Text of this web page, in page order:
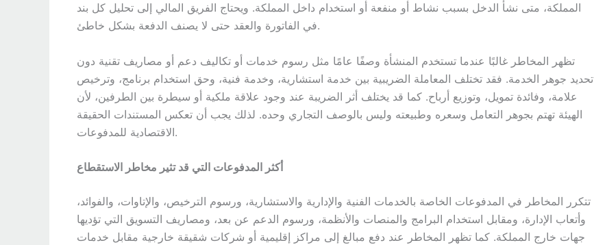
المملكة، متى نشأ الدخل بسبب نشاط أو منفعة أو استخدام داخل المملكة. ويحتاج الفريق المالي إلى تحليل كل بند
في الفاتورة والعقد حتى لا يصنف الدفعة بشكل خاطئ.
تظهر المخاطر غالبًا عندما تستخدم المنشأة وصفًا عامًا مثل رسوم خدمات أو تكاليف دعم أو مصاريف تقنية دون
تحديد جوهر الخدمة. فقد تختلف المعاملة الضريبية بين خدمة استشارية، وخدمة فنية، وحق استخدام برنامج، وترخيص
علامة، وفائدة تمويل، وتوزيع أرباح. كما قد يختلف أثر الضريبة عند وجود علاقة ملكية أو سيطرة بين الطرفين، لأن
الهيئة تهتم بجوهر التعامل وسعره وطبيعته وليس بالوصف التجاري وحده. لذلك يجب أن تعكس المستندات الحقيقة
الاقتصادية للمدفوعات.
أكثر المدفوعات التي قد تثير مخاطر الاستقطاع
تتكرر المخاطر في المدفوعات الخاصة بالخدمات الفنية والإدارية والاستشارية، ورسوم الترخيص، والإتاوات، والفوائد،
وأتعاب الإدارة، ومقابل استخدام البرامج والمنصات والأنظمة، ورسوم الدعم عن بعد، ومصاريف التسويق التي تؤديها
جهات خارج المملكة. كما تظهر المخاطر عند دفع مبالغ إلى مراكز إقليمية أو شركات شقيقة خارجية مقابل خدمات